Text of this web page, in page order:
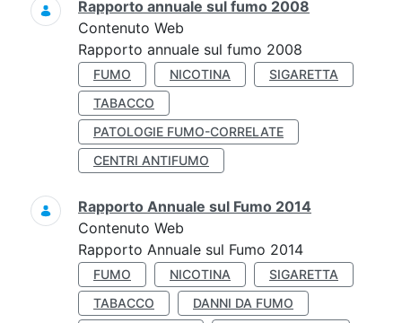
Rapporto annuale sul fumo 2008
Contenuto Web
Rapporto annuale sul fumo 2008
FUMO NICOTINA
SIGARETTA
TABACCO
PATOLOGIE FUMO-CORRELATE
CENTRI ANTIFUMO
Rapporto Annuale sul Fumo 2014
Contenuto Web
Rapporto Annuale sul Fumo 2014
FUMO NICOTINA
SIGARETTA
TABACCO
DANNI DA FUMO